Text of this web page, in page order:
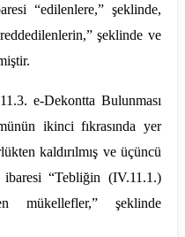
“edilenlere,” şeklinde,
şeklinde ve
11.3. e-Dekontta Bulunması
ikinci fıkrasında yer
kaldırılmış ve üçüncü
ibaresi “Tebliğin (IV.11.1.)
mükellefler,” şeklinde